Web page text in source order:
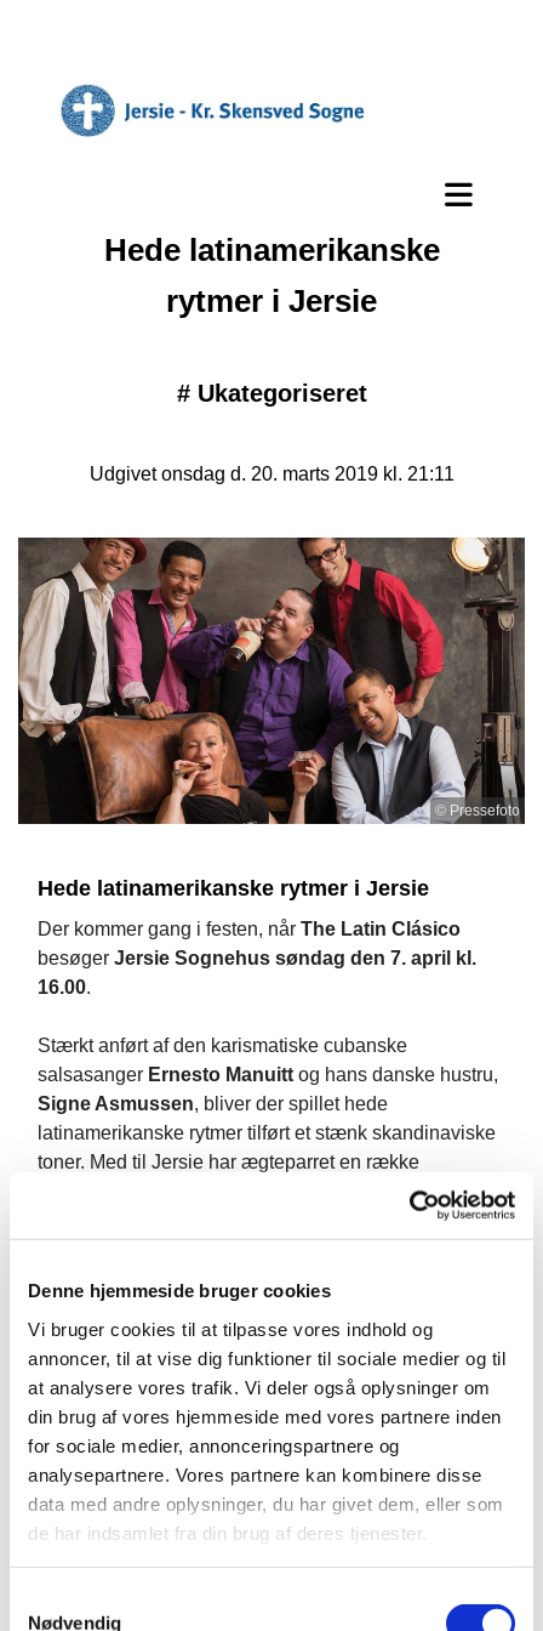
Denne hjemmeside bruger cookies
Vi bruger cookies til at tilpasse vores indhold og
annoncer, til at vise dig funktioner til sociale medier og til
at analysere vores trafik. Vi deler også oplysninger om
din brug af vores hjemmeside med vores partnere inden
for sociale medier, annonceringspartnere og
analysepartnere. Vores partnere kan kombinere disse
data med andre oplysninger, du har givet dem, eller som
de har indsamlet fra din brug af deres tjenester.
Nødvendig
Hede latinamerikanske
rytmer i Jersie
# Ukategoriseret
Udgivet onsdag d. 20. marts 2019 kl. 21:11
© Pressefoto
Hede latinamerikanske rytmer i Jersie
Der kommer gang i festen, når The Latin Clásico
besøger Jersie Sognehus søndag den 7. april kl.
16.00.
Stærkt anført af den karismatiske cubanske
salsasanger Ernesto Manuitt og hans danske hustru,
Signe Asmussen, bliver der spillet hede
latinamerikanske rytmer tilført et stænk skandinaviske
toner. Med til Jersie har ægteparret en række
cubanske musikere, der forstår at peppe selv den
som søn af en cubansk mor og en venezulansk far.
Som syvårig flyttede hele familien til Venezuela, og
derfor er han vokset op med dét lands musiktradition.
Som 18-årig flyttede han tilbage til Cuba, hvor han
blev en eftertragtet entertainer. Han kom med i det
verdenskendte bandKLIMAX, som han turnerede
med. I en periode boede han i Berlin, inden han i 2002
flyttede til Danmark.